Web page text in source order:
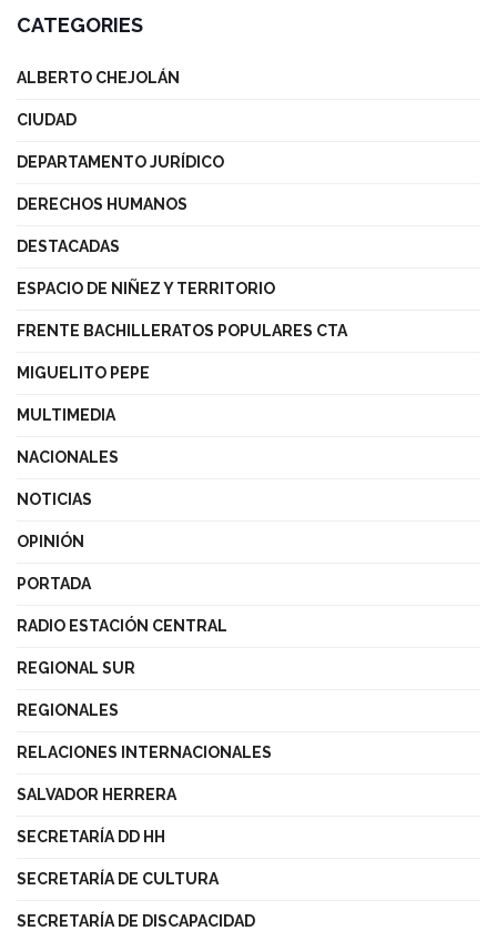
CATEGORIES
ALBERTO CHEJOLÁN
CIUDAD
DEPARTAMENTO JURÍDICO
DERECHOS HUMANOS
DESTACADAS
ESPACIO DE NIÑEZ Y TERRITORIO
FRENTE BACHILLERATOS POPULARES CTA
MIGUELITO PEPE
MULTIMEDIA
NACIONALES
NOTICIAS
OPINIÓN
PORTADA
RADIO ESTACIÓN CENTRAL
REGIONAL SUR
REGIONALES
RELACIONES INTERNACIONALES
SALVADOR HERRERA
SECRETARÍA DD HH
SECRETARÍA DE CULTURA
SECRETARÍA DE DISCAPACIDAD